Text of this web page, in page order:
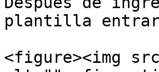
plantilla
<figure><img